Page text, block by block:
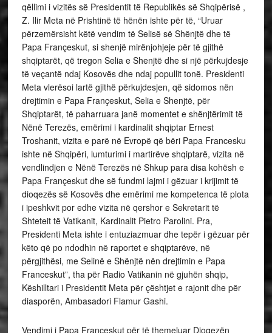
qëllimi i vizitës së Presidentit të Republikës së Shqipërisë ,
Z. Ilir Meta në Prishtinë të hënën ishte për të, “Uruar
përzemërsisht këtë vendim të Selisë së Shënjtë dhe të
Papa Françeskut, si shenjë mirënjohjeje për të gjithë
shqiptarët, që tregon Selia e Shenjtë dhe si një përkujdesje
të veçantë ndaj Kosovës dhe ndaj popullit tonë. Presidenti
Meta vlerësoi lartë gjithë përkujdesjen, që sidomos nën
drejtimin e Papa Françeskut, Selia e Shenjtë, për
Shqiptarët, të paharruara janë momentet e shënjtërimit të
Nënë Terezës, emërimi i kardinalit shqiptar Ernest
Troshanit, vizita e parë në Evropë që bëri Papa Francesku
ishte në Shqipëri, lumturimi i martirëve shqiptarë, vizita në
vendlindjen e Nënë Terezës në Shkup para disa kohësh e
Papa Françeskut dhe së fundmi lajmi i gëzuar i krijimit të
dioqezës së Kosovës dhe emërimi me kompetenca të plota
i ipeshkvit por edhe vizita në qershor e Sekretarit të
Shteteit të Vatikanit, Kardinalit Pietro Parolini. Pra,
Presidenti Meta ishte i entuziazmuar dhe tepër i gëzuar për
këto që po ndodhin në raportet e shqiptarëve, në
përgjithësi, me Selinë e Shënjtë nën drejtimin e Papa
Franceskut”, tha për Radio Vatikanin në gjuhën shqip,
Këshilltari i Presidentit Meta për çështjet e rajonit dhe për
diasporën, Ambasadori Flamur Gashi.
Vendimi i Papa Françeskut për të themeluar Dioqezën